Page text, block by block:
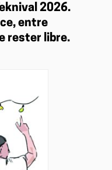
2026.
entre
rester libre.